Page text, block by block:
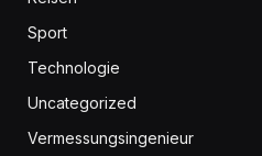
Sport
Technologie
Uncategorized
Vermessungsingenieur